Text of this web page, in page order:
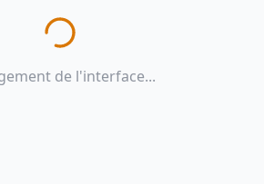
de l'interface...